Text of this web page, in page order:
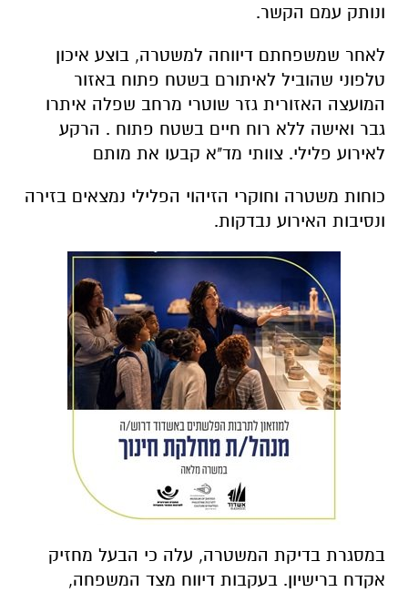
ונותק עמם הקשר.
לאחר שמשפחתם דיווחה למשטרה, בוצע איכון
טלפוני שהוביל לאיתורם בשטח פתוח באזור
המועצה האזורית גזר שוטרי מרחב שפלה איתרו
גבר ואישה ללא רוח חיים בשטח פתוח . הרקע
לאירוע פלילי. צוותי מד"א קבעו את מותם
כוחות משטרה וחוקרי הזיהוי הפלילי נמצאים בזירה
ונסיבות האירוע נבדקות.
במסגרת בדיקת המשטרה, עלה כי הבעל מחזיק
אקדח ברישיון. בעקבות דיווח מצד המשפחה,